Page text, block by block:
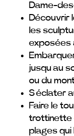
Dame-
Découvrir
les
exposées
jusqu’au
ou du
S’éclater
Faire le
trottinette
plages qui